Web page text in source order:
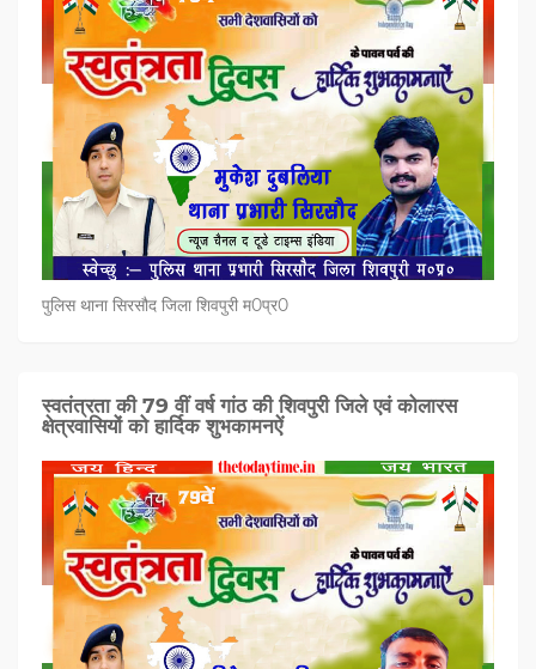
पुलिस थाना सिरसौद जिला शिवपुरी म0प्र0
स्वतंत्रता की 79 वीं वर्ष गांठ की शिवपुरी जिले एवं कोलारस
क्षेत्रवासियों को हार्दिक शुभकामनऐं